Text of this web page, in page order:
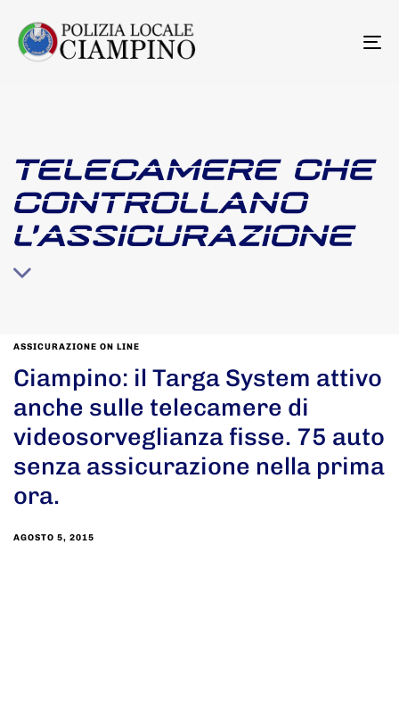
TELECAMERE CHE
CONTROLLANO
L’ASSICURAZIONE
ASSICURAZIONE ON LINE
Ciampino: il Targa System attivo
anche sulle telecamere di
videosorveglianza fisse. 75 auto
senza assicurazione nella prima
ora.
AGOSTO 5, 2015